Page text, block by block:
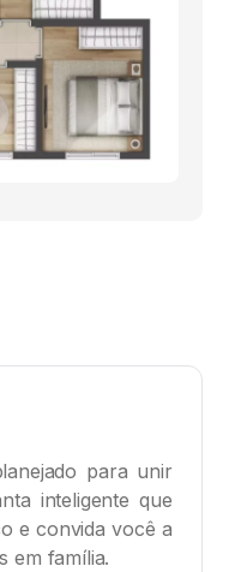
para unir
inteligente que
e convida você a
em família.